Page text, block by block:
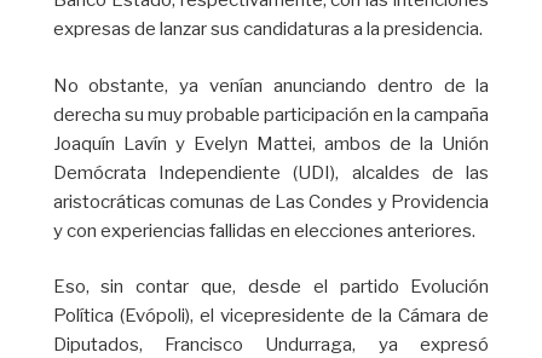
expresas de lanzar sus candidaturas a la presidencia.
No obstante, ya venían anunciando dentro de la
derecha su muy probable participación en la campaña
Joaquín Lavín y Evelyn Mattei, ambos de la Unión
Demócrata Independiente (UDI), alcaldes de las
aristocráticas comunas de Las Condes y Providencia
y con experiencias fallidas en elecciones anteriores.
Eso, sin contar que, desde el partido Evolución
Política (Evópoli), el vicepresidente de la Cámara de
Diputados, Francisco Undurraga, ya expresó